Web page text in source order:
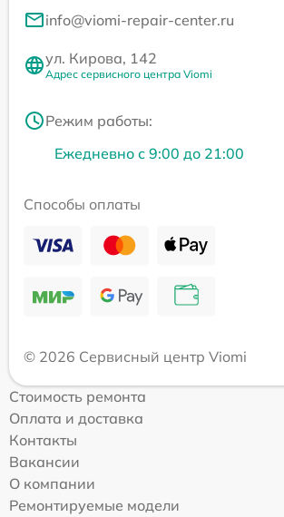
info@viomi-repair-center.ru
ул. Кирова, 142
Адрес сервисного центра Viomi
Режим работы:
Ежедневно с 9:00 до 21:00
Способы оплаты
© 2026 Сервисный центр Viomi
Стоимость ремонта
Оплата и доставка
Контакты
Вакансии
О компании
Ремонтируемые модели